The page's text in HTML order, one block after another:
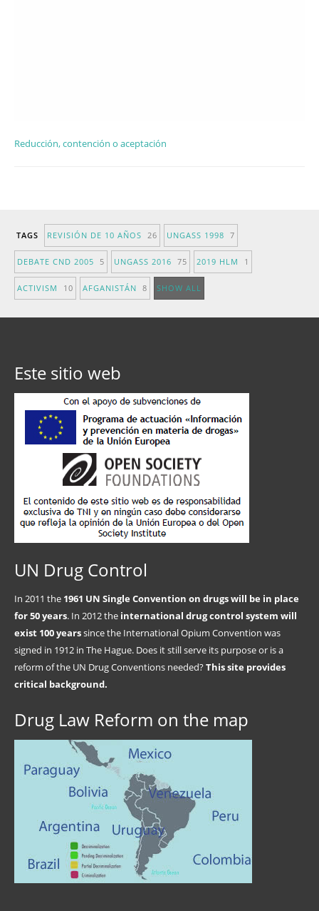
Reducción, contención o aceptación
TAGS REVISIÓN DE 10 AÑOS 26 UNGASS 1998 7
DEBATE CND 2005 5 UNGASS 2016 75 2019 HLM 1
ACTIVISM 10 AFGANISTÁN 8 SHOW ALL
Este sitio web
UN Drug Control
In 2011 the 1961 UN Single Convention on drugs will be in place
for 50 years. In 2012 the international drug control system will
exist 100 yearssince the International Opium Convention was
signed in 1912 in The Hague. Does it still serve its purpose or is a
reform of the UN Drug Conventions needed?This site provides
critical background.
Drug Law Reform on the map